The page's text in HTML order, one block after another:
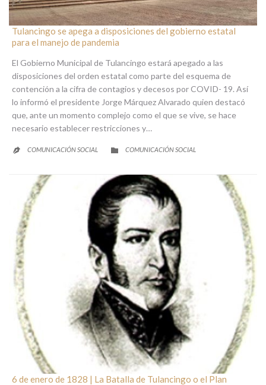
Tulancingo se apega a disposiciones del gobierno estatal
para el manejo de pandemia
El Gobierno Municipal de Tulancingo estará apegado a las
disposiciones del orden estatal como parte del esquema de
contención a la cifra de contagios y decesos por COVID- 19. Así
lo informó el presidente Jorge Márquez Alvarado quien destacó
que, ante un momento complejo como el que se vive, se hace
necesario establecer restricciones y…
 COMUNICACIÓN SOCIAL  CATEGORY
COMUNICACIÓN SOCIAL
6 de enero de 1828 | La Batalla de Tulancingo o el Plan